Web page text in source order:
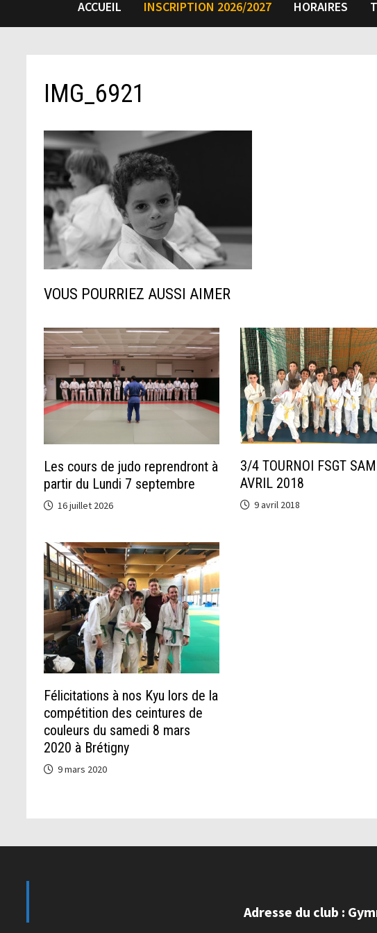
ACCUEIL INSCRIPTION 2026/2027 HORAIRES
IMG_6921
VOUS POURRIEZ AUSSI AIMER
Les cours de judo reprendront à
partir du Lundi 7 septembre
16 juillet 2026
3/4 TOURNOI FSGT
AVRIL 2018
9 avril 2018
Félicitations à nos Kyu lors de la
compétition des ceintures de
couleurs du samedi 8 mars
2020 à Brétigny
9 mars 2020
Adresse du club :